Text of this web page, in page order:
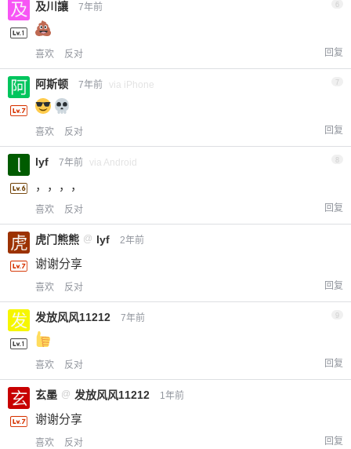
及川讓 7年前 6
喜欢 反对 回复
阿斯顿 7年前 via iPhone 7
喜欢 反对 回复
lyf 7年前 via Android
，，，，
喜欢 反对 回复
虎门熊熊 @ lyf 2年前
谢谢分享
喜欢 反对 回复
发放风风11212 7年前 9
喜欢 反对 回复
玄墨 @ 发放风风11212 1年前
谢谢分享
喜欢 反对 回复